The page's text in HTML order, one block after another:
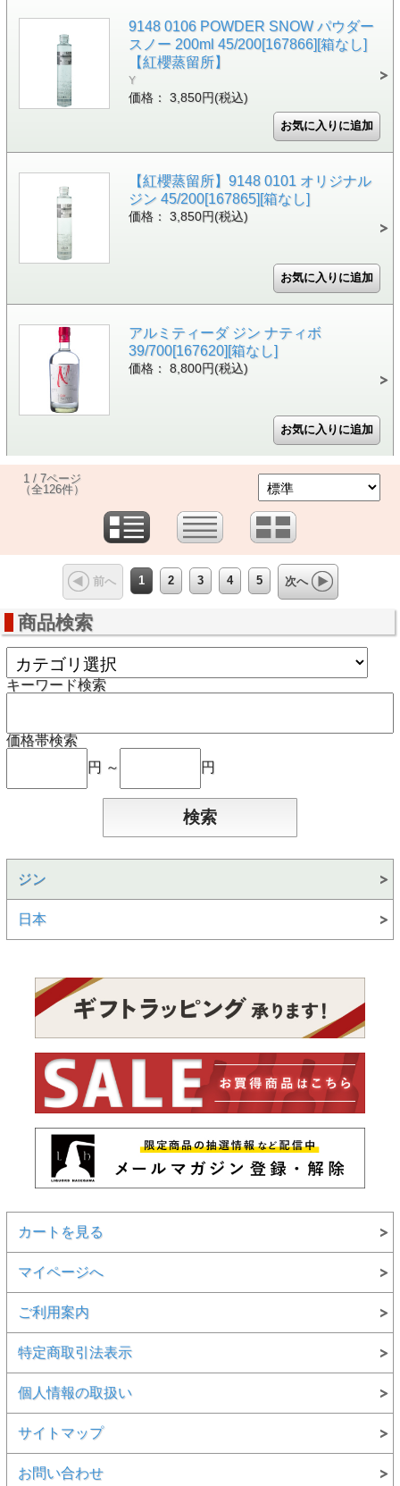
9148 0106 POWDER SNOW パウダー
スノー 200ml 45/200[167866][箱なし]
【紅櫻蒸留所】
Y
価格： 3,850円(税込)
【紅櫻蒸留所】9148 0101 オリジナル
ジン 45/200[167865][箱なし]
価格： 3,850円(税込)
アルミティーダ ジン ナティボ
39/700[167620][箱なし]
価格： 8,800円(税込)
1 / 7ページ
（全126件）
前へ 1 2 3 4 5 次へ
商品検索
キーワード検索
価格帯検索
円 ～
円
ジン
日本
カートを見る
マイページへ
ご利用案内
特定商取引法表示
個人情報の取扱い
サイトマップ
お問い合わせ